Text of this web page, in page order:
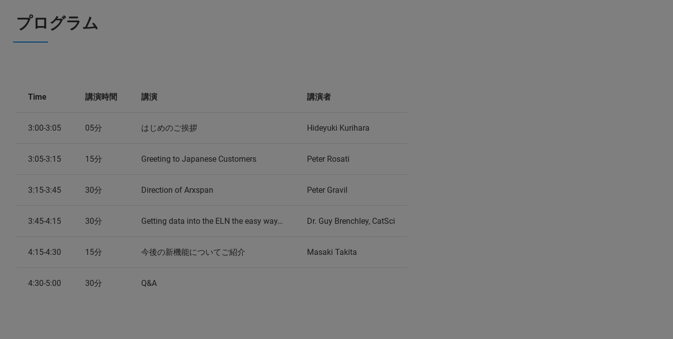
プログラム
Time 講演時間 講演 講演者
3:00-3:05 05分 はじめのご挨拶 Hideyuki Kurihara
3:05-3:15 15分 Greeting to Japanese Customers Peter Rosati
3:15-3:45 30分 Direction of Arxspan Peter Gravil
3:45-4:15 30分 Getting data into the ELN the easy way… Dr. Guy Brenchley, CatSci
4:15-4:30 15分 今後の新機能についてご紹介 Masaki Takita
4:30-5:00 30分 Q&A